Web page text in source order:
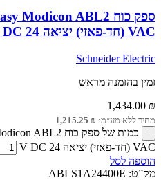
VAC (חד-פאזי) יציאה 24 V DC
Schneider Electric
זמין בהזמנה מראש
1,434.00 ₪
מחיר ללא מע״מ: 1,215.25 ₪
VAC (חד-פאזי) יציאה 24 V DC
הוספה לסל
מק”ט: ABLS1A24400E